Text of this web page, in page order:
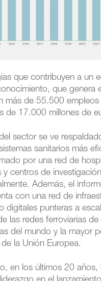
que contribuyen a un
que genera
más de 55.500 empleos
de 17.000 millones de
sector se ve
sanitarios más
por una red de
y centros de
Además, el
con una red de
digitales punteras a
las redes ferroviarias
del mundo y la mayor
la Unión Europea.
en los últimos 20 años,